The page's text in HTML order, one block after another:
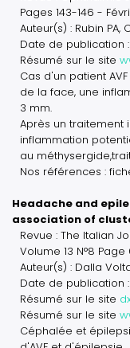
Pages 143-146 -
Auteur(s) : Rubin PA,
Date de publication
Résumé sur le site
Cas d'un patient
de la face, une
3 mm.
Après un traitement
inflammation
au
Nos références :
Headache and
association of
Revue : The Italian
Volume 13 N°8
Auteur(s) : Dalla
Date de publication
Résumé sur le site
Résumé sur le site
Céphalée et